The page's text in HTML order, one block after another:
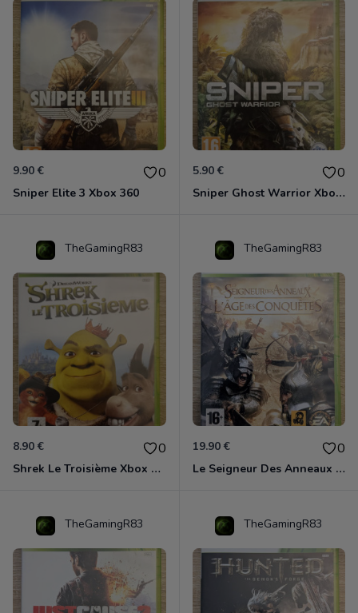
9.90 € 0
Sniper Elite 3 Xbox 360
5.90 € 0
Sniper Ghost Warrior Xbox 360
TheGamingR83
8.90 € 0
Shrek Le Troisième Xbox 360
TheGamingR83
19.90 € 0
Le Seigneur Des Anneaux - L'âge Des Conquêtes Xbox 360
TheGamingR83 TheGamingR83